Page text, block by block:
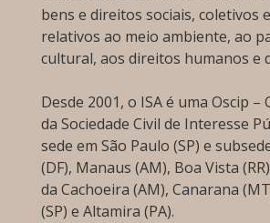
bens e direitos sociais, coletivos
relativos ao meio ambiente, ao
cultural, aos direitos humanos e
Desde 2001, o ISA é uma Oscip –
da Sociedade Civil de Interesse
sede em São Paulo (SP) e
(DF), Manaus (AM), Boa Vista
da Cachoeira (AM), Canarana
(SP) e Altamira (PA).